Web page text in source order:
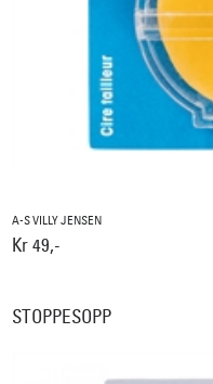
A-S VILLY JENSEN
Kr 49,-
STOPPESOPP